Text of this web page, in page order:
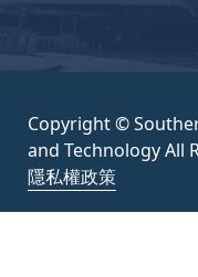
Copyright ©
and Technology All
隱私權政策